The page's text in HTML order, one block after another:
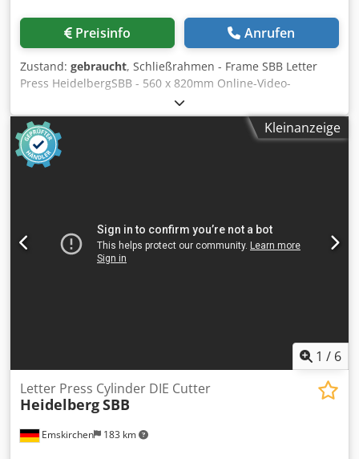
Preisinfo Anrufen
Zustand: gebraucht, Schließrahmen - Frame SBB Letter
Press HeidelbergSBB - 560 x 820mm Online-Video-
Inspection by Skype-Video We would be very pleased with
your visit - more machines on Stock Dodpfx Agsrffm Nj
Seck Available Immediately - Can be inspect On Stock
Emskirchen / Nürnberg - Can be test
Kleinanzeige
1 / 6
Emskirchen 183 km
Letter Press Cylinder DIE Cutter
HeidelbergSBB